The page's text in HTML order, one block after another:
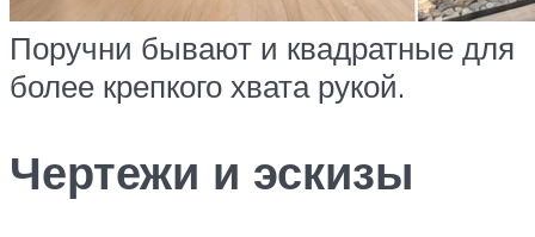
Поручни бывают и квадратные для
более крепкого хвата рукой.
Чертежи и эскизы